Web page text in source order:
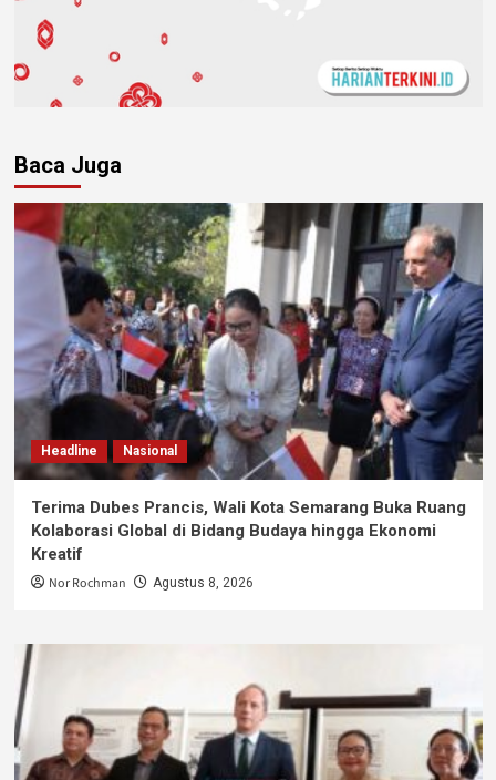
Baca Juga
Headline Nasional
Terima Dubes Prancis, Wali Kota Semarang Buka Ruang
Kolaborasi Global di Bidang Budaya hingga Ekonomi
Kreatif
Nor Rochman Agustus 8, 2026